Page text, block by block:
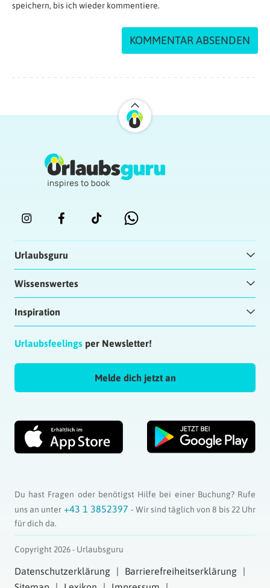
speichern, bis ich wieder kommentiere.
Urlaubsguru
Wissenswertes
Inspiration
Urlaubsfeelings per Newsletter!
Melde dich jetzt an
Du hast Fragen oder benötigst Hilfe bei einer Buchung? Rufe
uns an unter +43 1 3852397- Wir sind täglich von 8 bis 22 Uhr
für dich da.
Copyright 2026 - Urlaubsguru
Datenschutzerklärung
Barrierefreiheitserklärung